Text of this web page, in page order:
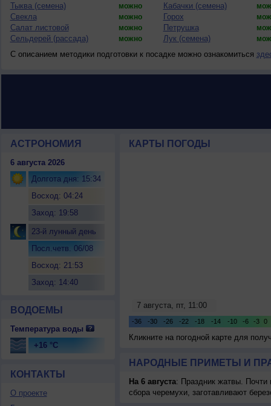
Тыква (семена) можно Кабачки (семена)
Свекла можно Горох
Салат листовой можно Петрушка
Сельдерей (рассада) можно Лук (семена)
С описанием методики подготовки к посадке можно ознакомиться
АСТРОНОМИЯ
6 августа 2026
Долгота дня: 15:34
Восход: 04:24
Заход: 19:58
23-й лунный день
Посл.четв. 06/08
Восход: 21:53
Заход: 14:40
ВОДОЕМЫ
Температура воды
+16 °C
КОНТАКТЫ
О проекте
КАРТЫ ПОГОДЫ
Кликните на погодной карте для
НАРОДНЫЕ ПРИМЕТЫ И
На 6 августа: Праздник жатвы. Почти
сбора черемухи, заготавливают